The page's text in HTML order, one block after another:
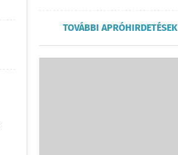
TOVÁBBI APRÓHIRDETÉSEK